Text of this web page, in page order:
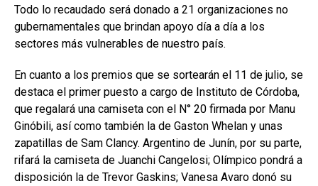
Todo lo recaudado será donado a 21 organizaciones no
gubernamentales que brindan apoyo día a día a los
sectores más vulnerables de nuestro país.
En cuanto a los premios que se sortearán el 11 de julio, se
destaca el primer puesto a cargo de Instituto de Córdoba,
que regalará una camiseta con el N° 20 firmada por Manu
Ginóbili, así como también la de Gaston Whelan y unas
zapatillas de Sam Clancy. Argentino de Junín, por su parte,
rifará la camiseta de Juanchi Cangelosi; Olímpico pondrá a
disposición la de Trevor Gaskins; Vanesa Avaro donó su